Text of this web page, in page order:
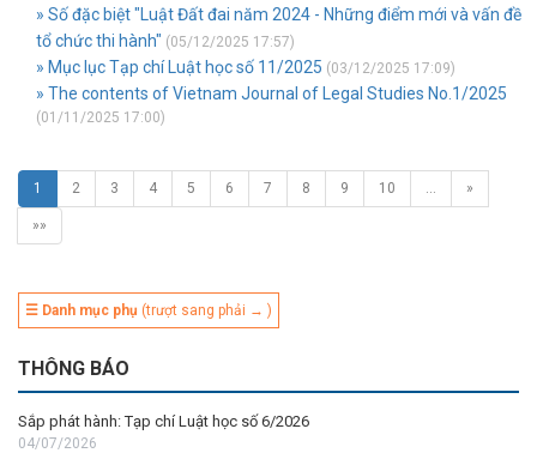
» Số đặc biệt "Luật Đất đai năm 2024 - Những điểm mới và vấn đề
tổ chức thi hành" (05/12/2025 17:57)
» Mục lục Tạp chí Luật học số 11/2025 (03/12/2025 17:09)
» The contents of Vietnam Journal of Legal Studies No.1/2025
(01/11/2025 17:00)
1 2 3 4 5 6 7 8 9 10 … »
»»
☰ Danh mục phụ (trượt sang phải → )
THÔNG BÁO
Sắp phát hành: Tạp chí Luật học số 6/2026
04/07/2026